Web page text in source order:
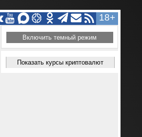
18+
Включить темный режим
Показать курсы криптовалют